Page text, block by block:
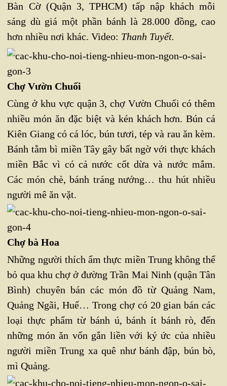
Bàn Cờ (Quận 3, TPHCM) tấp nập khách mỗi
sáng dù giá một phần bánh là 28.000 đồng, cao
hơn nhiều nơi khác. Video: Thanh Tuyết.
Chợ Vườn Chuối
Cùng ở khu vực quận 3, chợ Vườn Chuối có thêm
nhiều món ăn đặc biệt và kén khách hơn. Bún cá
Kiên Giang có cá lóc, bún tươi, tép và rau ăn kèm.
Bánh tằm bì miền Tây gây bất ngờ với thực khách
miền Bắc vì có cả nước cốt dừa và nước mắm.
Các món chè, bánh tráng nướng… thu hút nhiều
người mê ăn vặt.
Chợ bà Hoa
Những người thích ẩm thực miền Trung không thể
bỏ qua khu chợ ở đường Trần Mai Ninh (quận Tân
Bình) chuyên bán các món đồ từ Quảng Nam,
Quảng Ngãi, Huế… Trong chợ có 20 gian bán các
loại thực phẩm từ bánh ú, bánh ít bánh rò, đến
những món ăn vốn gắn liền với ký ức của nhiều
người miền Trung xa quê như bánh đập, bún bò,
mì Quảng.